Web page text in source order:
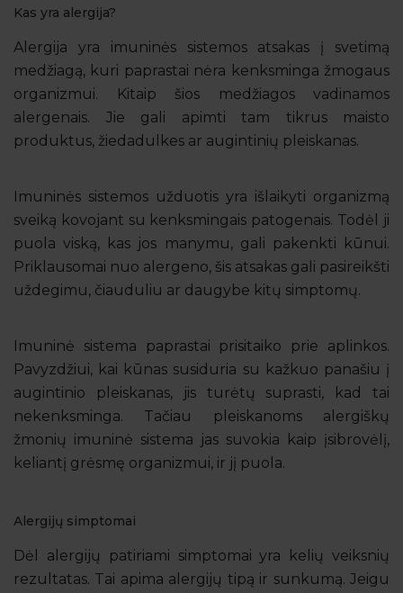
Kas yra alergija?
Alergija yra imuninės sistemos atsakas į svetimą
medžiagą, kuri paprastai nėra kenksminga žmogaus
organizmui. Kitaip šios medžiagos vadinamos
alergenais. Jie gali apimti tam tikrus maisto
produktus, žiedadulkes ar augintinių pleiskanas.
Imuninės sistemos užduotis yra išlaikyti organizmą
sveiką kovojant su kenksmingais patogenais. Todėl ji
puola viską, kas jos manymu, gali pakenkti kūnui.
Priklausomai nuo alergeno, šis atsakas gali pasireikšti
uždegimu, čiauduliu ar daugybe kitų simptomų.
Imuninė sistema paprastai prisitaiko prie aplinkos.
Pavyzdžiui, kai kūnas susiduria su kažkuo panašiu į
augintinio pleiskanas, jis turėtų suprasti, kad tai
nekenksminga. Tačiau pleiskanoms alergiškų
žmonių imuninė sistema jas suvokia kaip įsibrovėlį,
keliantį grėsmę organizmui, ir jį puola.
Alergijų simptomai
Dėl alergijų patiriami simptomai yra kelių veiksnių
rezultatas. Tai apima alergijų tipą ir sunkumą. Jeigu